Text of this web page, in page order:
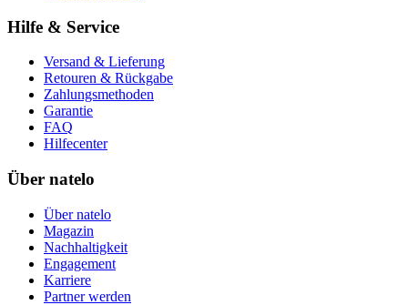
Hilfe & Service
Versand & Lieferung
Retouren & Rückgabe
Zahlungsmethoden
Garantie
FAQ
Hilfecenter
Über natelo
Über natelo
Magazin
Nachhaltigkeit
Engagement
Karriere
Partner werden